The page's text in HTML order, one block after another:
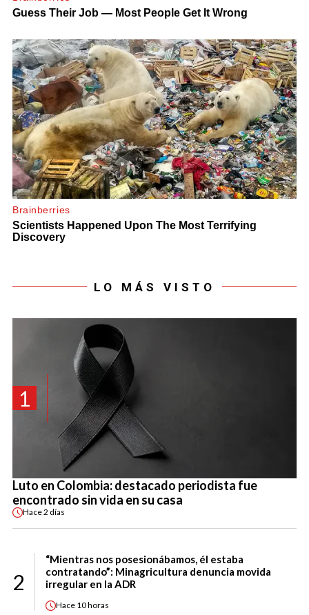
LO MÁS VISTO
1
Luto en Colombia: destacado periodista fue
encontrado sin vida en su casa
Hace2 días
2
“Mientras nos posesionábamos, él estaba
contratando”: Minagricultura denuncia movida
irregular en la ADR
Hace 10 horas